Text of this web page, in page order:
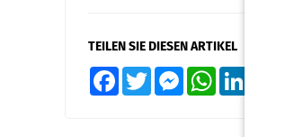
TEILEN SIE DIESEN ARTIKEL
FacebookTwitter MessengerWhatsApp